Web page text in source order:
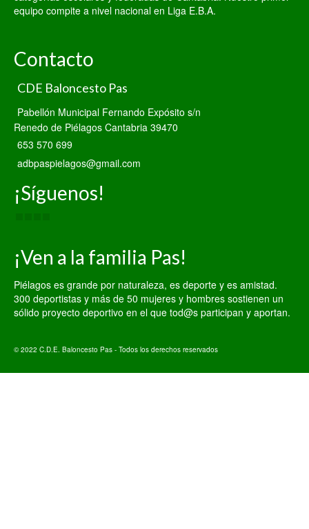
equipo compite a nivel nacional en Liga E.B.A.
Contacto
CDE Baloncesto Pas
Pabellón Municipal Fernando Expósito s/n
Renedo de Piélagos Cantabria 39470
653 570 699
adbpaspielagos@gmail.com
¡Síguenos!
¡Ven a la familia Pas!
Piélagos es grande por naturaleza, es deporte y es amistad.
300 deportistas y más de 50 mujeres y hombres sostienen un
sólido proyecto deportivo en el que tod@s participan y aportan.
© 2022 C.D.E. Baloncesto Pas - Todos los derechos reservados